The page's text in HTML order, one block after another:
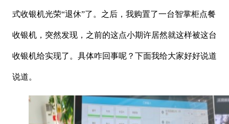
式收银机光荣“退休”了。之后，我购置了一台智掌柜点餐
收银机，突然发现，之前的这点小期许居然就这样被这台
收银机给实现了。具体咋回事呢？下面我给大家好好说道
说道。